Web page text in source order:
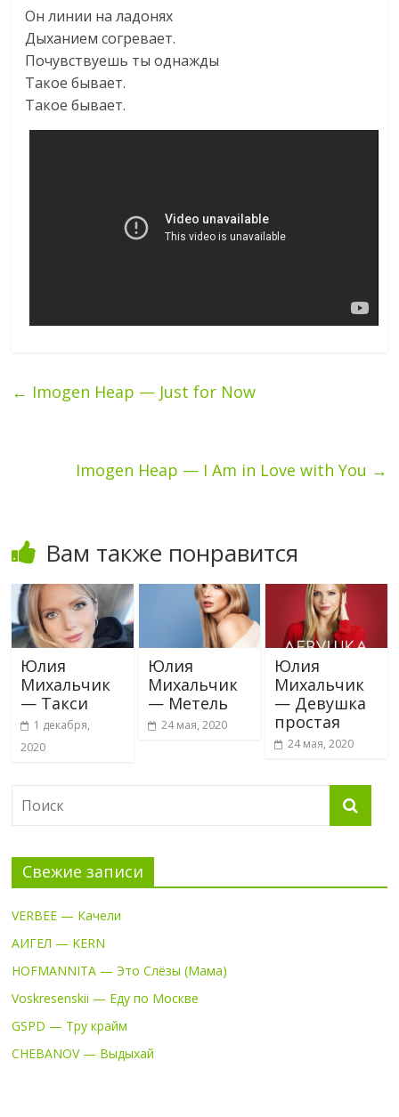
Он линии на ладонях
Дыханием согревает.
Почувствуешь ты однажды
Такое бывает.
Такое бывает.
← Imogen Heap — Just for Now
Imogen Heap — I Am in Love with You →
Вам также понравится
Юлия
Михальчик
— Такси
1 декабря,
2020
Юлия
Михальчик
— Метель
24 мая, 2020
Юлия
Михальчик
— Девушка
простая
24 мая, 2020
Свежие записи
VERBEE — Качели
АИГЕЛ — KERN
HOFMANNITA — Это Слёзы (Мама)
Voskresenskii — Еду по Москве
GSPD — Тру крайм
CHEBANOV — Выдыхай